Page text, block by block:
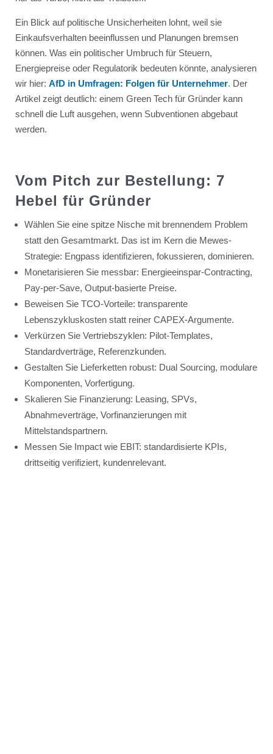
Ein Blick auf politische Unsicherheiten lohnt, weil sie
Einkaufsverhalten beeinflussen und Planungen bremsen
können. Was ein politischer Umbruch für Steuern,
Energiepreise oder Regulatorik bedeuten könnte, analysieren
wir hier: AfD in Umfragen: Folgen für Unternehmer. Der
Artikel zeigt deutlich: einem Green Tech für Gründer kann
schnell die Luft ausgehen, wenn Subventionen abgebaut
werden.
Vom Pitch zur Bestellung: 7
Hebel für Gründer
Wählen Sie eine spitze Nische mit brennendem Problem
statt den Gesamtmarkt. Das ist im Kern die Mewes-
Strategie: Engpass identifizieren, fokussieren, dominieren.
Monetarisieren Sie messbar: Energieeinspar-Contracting,
Pay-per-Save, Output-basierte Preise.
Beweisen Sie TCO-Vorteile: transparente
Lebenszykluskosten statt reiner CAPEX-Argumente.
Verkürzen Sie Vertriebszyklen: Pilot-Templates,
Standardverträge, Referenzkunden.
Gestalten Sie Lieferketten robust: Dual Sourcing, modulare
Komponenten, Vorfertigung.
Skalieren Sie Finanzierung: Leasing, SPVs,
Abnahmeverträge, Vorfinanzierungen mit
Mittelstandspartnern.
Messen Sie Impact wie EBIT: standardisierte KPIs,
drittseitig verifiziert, kundenrelevant.